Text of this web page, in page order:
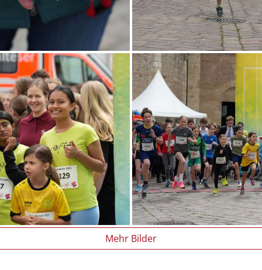
Mehr Bilder